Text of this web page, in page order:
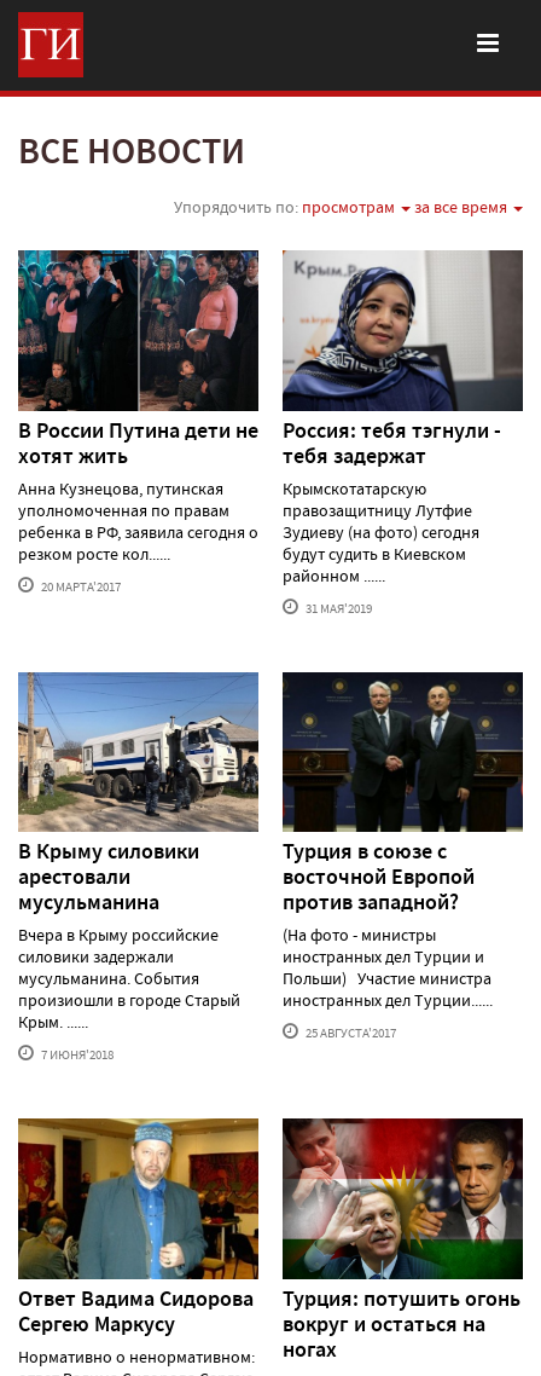
ВСЕ НОВОСТИ
Упорядочить по: просмотрам за все время
В России Путина дети не
хотят жить
Анна Кузнецова, путинская
уполномоченная по правам
ребенка в РФ, заявила сегодня о
резком росте кол......
20 МАРТА'2017
Россия: тебя тэгнули -
тебя задержат
Крымскотатарскую
правозащитницу Лутфие
Зудиеву (на фото) сегодня
будут судить в Киевском
районном ......
31 МАЯ'2019
В Крыму силовики
арестовали
мусульманина
Вчера в Крыму российские
силовики задержали
мусульманина. События
произиошли в городе Старый
Крым. ......
7 ИЮНЯ'2018
Турция в союзе с
восточной Европой
против западной?
(На фото - министры
иностранных дел Турции и
Польши) Участие министра
иностранных дел Турции......
25 АВГУСТА'2017
Ответ Вадима Сидорова
Сергею Маркусу
Нормативно о ненормативном:
Турция: потушить огонь
вокруг и остаться на
ногах